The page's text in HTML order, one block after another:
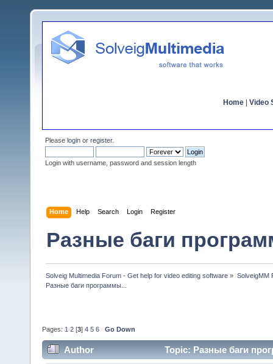
Home Video
Please login or register.
Login with username, password and session length
Home Help Search Login Register
Разные баги
Solveig Multimedia Forum - Get help for video editing software » SolveigMM
Разные баги программы...
Pages: 1 2 [3] 4 5 6 Go Down
Author Topic: Разные баги